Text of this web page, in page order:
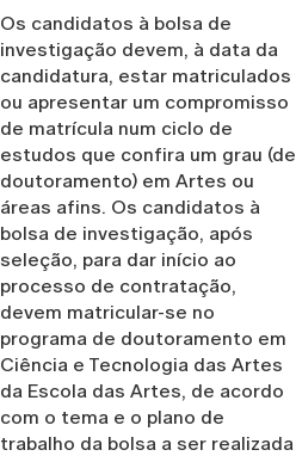
Os candidatos à bolsa de
investigação devem, à data da
candidatura, estar matriculados
ou apresentar um compromisso
de matrícula num ciclo de
estudos que confira um grau (de
doutoramento) em Artes ou
áreas afins. Os candidatos à
bolsa de investigação, após
seleção, para dar início ao
processo de contratação,
devem matricular-se no
programa de doutoramento em
Ciência e Tecnologia das Artes
da Escola das Artes, de acordo
com o tema e o plano de
trabalho da bolsa a ser realizada